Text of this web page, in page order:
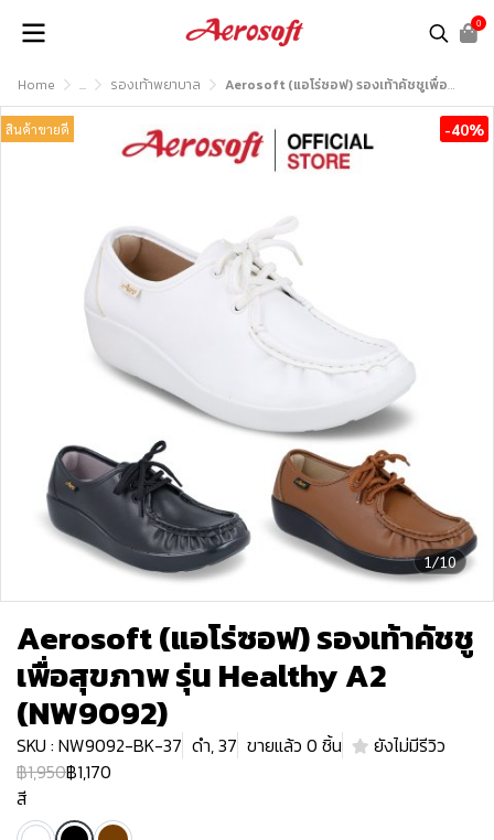
0
Home ... รองเท้าพยาบาล Aerosoft (แอโร่ซอฟ) รองเท้าคัชชูเพื่อสุขภาพ รุ่น Healthy A2 (NW9092)
1/10
สินค้าขายดี -40%
Aerosoft (แอโร่ซอฟ) รองเท้าคัชชู
เพื่อสุขภาพ รุ่น Healthy A2
(NW9092)
SKU : NW9092-BK-37 ดำ, 37 ขายแล้ว 0 ชิ้น
ยังไม่มีรีวิว
฿1,950฿1,170
สี